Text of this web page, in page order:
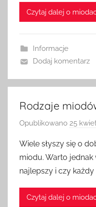
Czytaj dalej o
Informacje
Dodaj komentarz
Rodzaje
Opublikowano 25
Wiele słyszy się o
miodu. Warto
najlepszy i czy
Czytaj dalej o